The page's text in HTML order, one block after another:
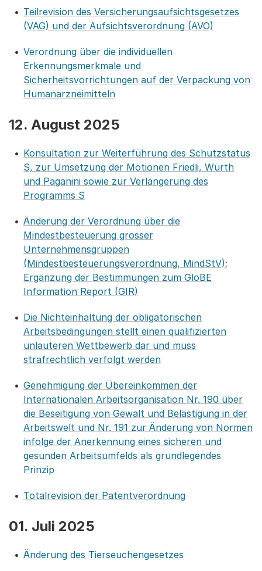
Teilrevision des Versicherungsaufsichtsgesetzes
(VAG) und der Aufsichtsverordnung (AVO)
Verordnung über die individuellen
Erkennungsmerkmale und
Sicherheitsvorrichtungen auf der Verpackung von
Humanarzneimitteln
12. August 2025
Konsultation zur Weiterführung des Schutzstatus
S, zur Umsetzung der Motionen Friedli, Würth
und Paganini sowie zur Verlängerung des
Programms S
Änderung der Verordnung über die
Mindestbesteuerung grosser
Unternehmensgruppen
(Mindestbesteuerungsverordnung, MindStV);
Ergänzung der Bestimmungen zum GloBE
Information Report (GIR)
Die Nichteinhaltung der obligatorischen
Arbeitsbedingungen stellt einen qualifizierten
unlauteren Wettbewerb dar und muss
strafrechtlich verfolgt werden
Genehmigung der Übereinkommen der
Internationalen Arbeitsorganisation Nr. 190 über
die Beseitigung von Gewalt und Belästigung in der
Arbeitswelt und Nr. 191 zur Änderung von Normen
infolge der Anerkennung eines sicheren und
gesunden Arbeitsumfelds als grundlegendes
Prinzip
Totalrevision der Patentverordnung
01. Juli 2025
Änderung des Tierseuchengesetzes